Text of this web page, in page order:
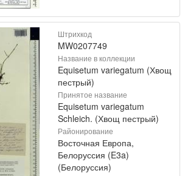
Штрихкод
MW0207749
Название в коллекции
Equisetum variegatum (Хвощ
пестрый)
Принятое название
Equisetum variegatum
Schleich. (Хвощ пестрый)
Районирование
Восточная Европа,
Белоруссия (E3a)
(Белоруссия)